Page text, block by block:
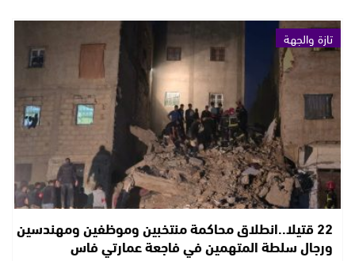
تازة والجهة
22 قتيلا..انطلاق محاكمة منتخبين وموظفين ومهندسين
ورجال سلطة المتهمين في فاجعة عمارتي فاس